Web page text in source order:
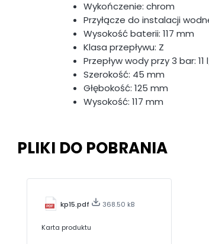
Wykończenie: chrom
Przyłącze do instalacji
Wysokość baterii: 117 mm
Klasa przepływu: Z
Przepływ wody przy 3 bar: 11
Szerokość: 45 mm
Głębokość: 125 mm
Wysokość: 117 mm
PLIKI DO POBRANIA
kp15.pdf 368.50 kB
Karta produktu